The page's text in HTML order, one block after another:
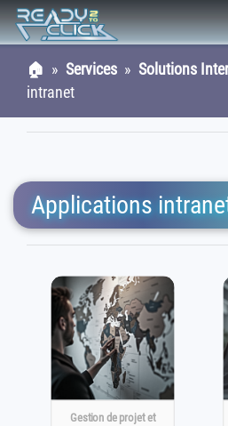
🏠 » Services » Solutions
intranet
Applications
Gestion de projet et